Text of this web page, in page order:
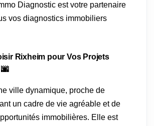
Diagnostic est votre partenaire
vos diagnostics immobiliers
Rixheim pour Vos Projets
ville dynamique, proche de
un cadre de vie agréable et de
immobilières. Elle est